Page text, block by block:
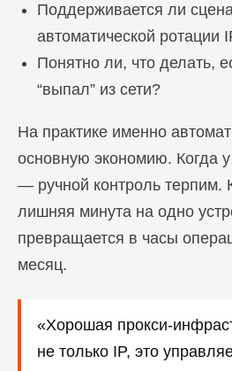
Поддерживается ли
автоматической ротации
Понятно ли, что делать,
“выпал” из сети?
На практике именно
основную экономию. Когда у
— ручной контроль терпим.
лишняя минута на одно
превращается в часы
месяц.
«Хорошая прокси-
не только IP, это